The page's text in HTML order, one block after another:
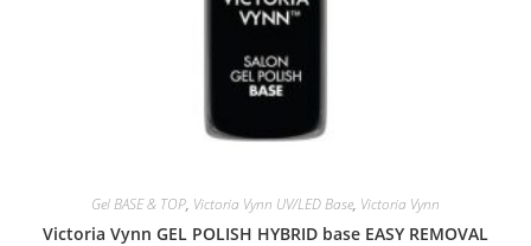
Gel BASE & TOP, Victoria Vynn UV/LED Base, Victoria Vynn
Victoria Vynn GEL POLISH HYBRID base EASY REMOVAL